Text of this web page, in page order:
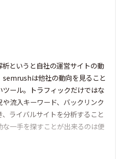
というと自社の運営サイトの動
semrushは他社の動向を見ること
ール。トラフィックだけではな
や流入キーワード、バックリンク
ライバルサイトを分析すること
一手を探すことが出来るのは便